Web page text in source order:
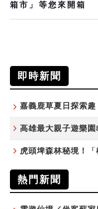
箱市」等您來開箱
即時新聞
熱門新聞